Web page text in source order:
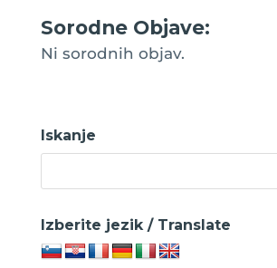
Sorodne Objave:
Ni sorodnih objav.
Iskanje
Izberite jezik / Translate